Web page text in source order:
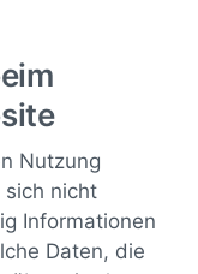
Nutzung
sich nicht
Informationen
Daten, die